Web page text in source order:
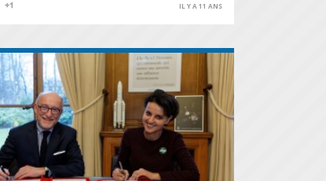
IL Y A 11 ANS